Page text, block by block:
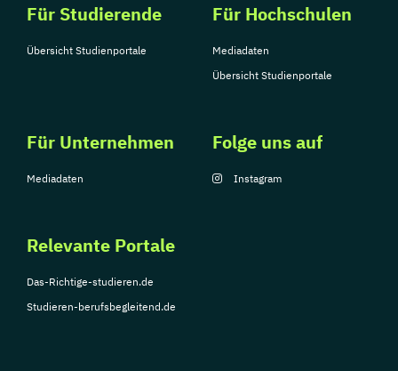
Für Studierende
Übersicht Studienportale
Für Hochschulen
Mediadaten
Übersicht Studienportale
Für Unternehmen
Mediadaten
Relevante Portale
Das-Richtige-studieren.de
Studieren-berufsbegleitend.de
Folge uns auf
Instagram